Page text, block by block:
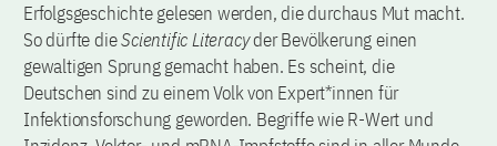
Erfolgsgeschichte gelesen werden, die durchaus Mut macht.
So dürfte dieScientific Literacyder Bevölkerung einen
gewaltigen Sprung gemacht haben. Es scheint, die
Deutschen sind zu einem Volk von Expert*innen für
Infektionsforschung geworden. Begriffe wie R-Wert und